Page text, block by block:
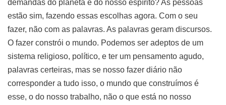
demandas do planeta e do nosso espírito? As pessoas
estão sim, fazendo essas escolhas agora. Com o seu
fazer, não com as palavras. As palavras geram discursos.
O fazer constrói o mundo. Podemos ser adeptos de um
sistema religioso, político, e ter um pensamento agudo,
palavras certeiras, mas se nosso fazer diário não
corresponder a tudo isso, o mundo que construímos é
esse, o do nosso trabalho, não o que está no nosso